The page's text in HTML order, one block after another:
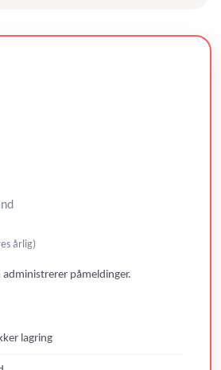
årlig)
påmeldinger.
lagring